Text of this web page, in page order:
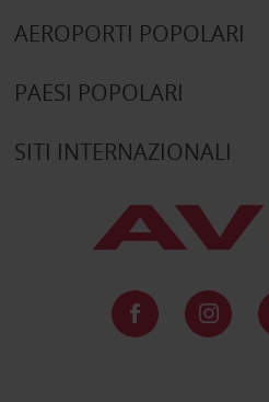
AEROPORTI POPOLARI
PAESI POPOLARI
SITI INTERNAZIONALI